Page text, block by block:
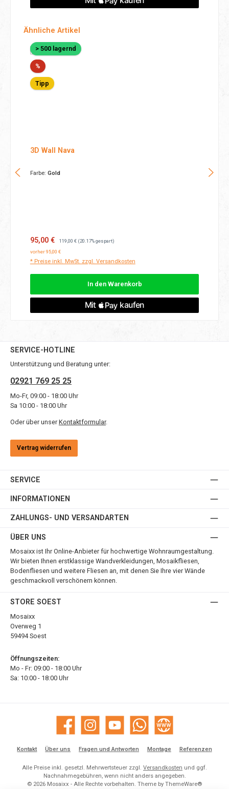
Produktgalerie überspringen
Ähnliche Artikel
> 500 lagernd
%Rabatt
Tipp
3D Wall Nava
Farbe: Gold
Verkaufspreis:
95,00 € Regulärer Preis:
119,00 € (20.17% gespart)
vorher 95,00 €
* Preise inkl. MwSt. zzgl. Versandkosten
In den Warenkorb
SERVICE-HOTLINE
Unterstützung und Beratung unter:
02921 769 25 25
Mo-Fr, 09:00 - 18:00 Uhr
Sa 10:00 - 18:00 Uhr
Oder über unser Kontaktformular.
Vertrag widerrufen
SERVICE
INFORMATIONEN
ZAHLUNGS- UND VERSANDARTEN
ÜBER UNS
Mosaixx ist Ihr Online-Anbieter für hochwertige Wohnraumgestaltung.
Wir bieten Ihnen erstklassige Wandverkleidungen, Mosaikfliesen,
Bodenfliesen und weitere Fliesen an, mit denen Sie Ihre vier Wände
geschmackvoll verschönern können.
STORE SOEST
Mosaixx
Overweg 1
59494 Soest
Öffnungszeiten:
Mo - Fr: 09:00 - 18:00 Uhr
Sa: 10:00 - 18:00 Uhr
Facebook Instagram YouTube WhatsApp Website
Kontakt Über uns Fragen und Antworten Montage Referenzen
Alle Preise inkl. gesetzl. Mehrwertsteuer zzgl. Versandkosten und ggf.
Nachnahmegebühren, wenn nicht anders angegeben.
© 2026 Mosaixx - Alle Rechte vorbehalten. Theme by ThemeWare®